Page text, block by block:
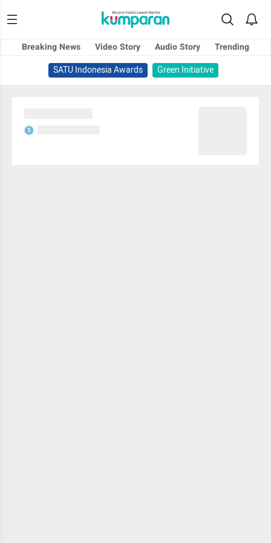
Breaking News Video Story Audio Story
Trending
SATU Indonesia Awards
Green Initiative
S